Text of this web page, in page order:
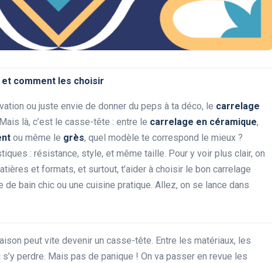
comment les choisir
ou juste envie de donner du peps à ta déco, le carrelage
là, c’est le casse-tête : entre le carrelage en céramique,
ou même le grès, quel modèle te correspond le mieux ?
: résistance, style, et même taille. Pour y voir plus clair, on
et formats, et surtout, t’aider à choisir le bon carrelage
bain chic ou une cuisine pratique. Allez, on se lance dans
peut vite devenir un casse-tête. Entre les matériaux, les
perdre. Mais pas de panique ! On va passer en revue les
rénovation énergétique
pour votre portefeuille